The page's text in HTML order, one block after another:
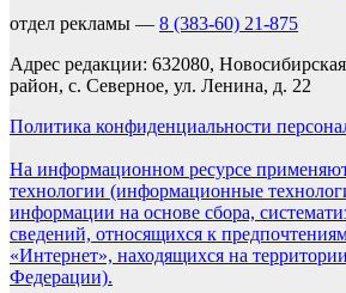
отдел рекламы — 8 (383-60) 21-875
Адрес редакции: 632080,
район, с. Северное, ул. Ленина, д. 22
Политика конфиденциальности
На информационном ресурсе
технологии (информационные
информации на основе сбора,
сведений, относящихся к
«Интернет», находящихся на
Федерации).